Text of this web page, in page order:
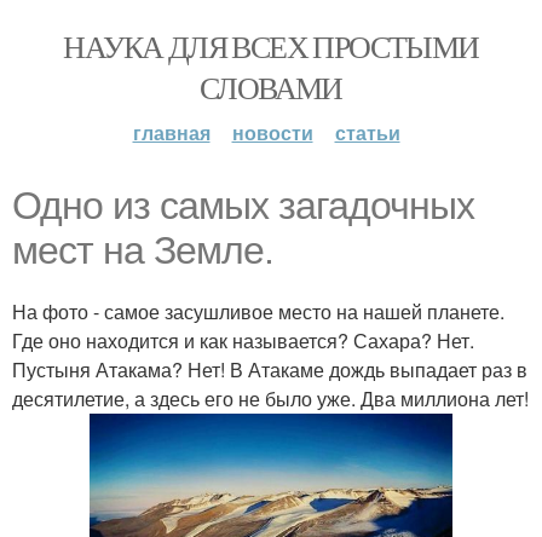
НАУКА ДЛЯ ВСЕХ ПРОСТЫМИ
СЛОВАМИ
главная новости статьи
Одно из самых загадочных
мест на Земле.
На фото - самое засушливое место на нашей планете.
Где оно находится и как называется? Сахара? Нет.
Пустыня Атакама? Нет! В Атакаме дождь выпадает раз в
десятилетие, а здесь его не было уже. Два миллиона лет!